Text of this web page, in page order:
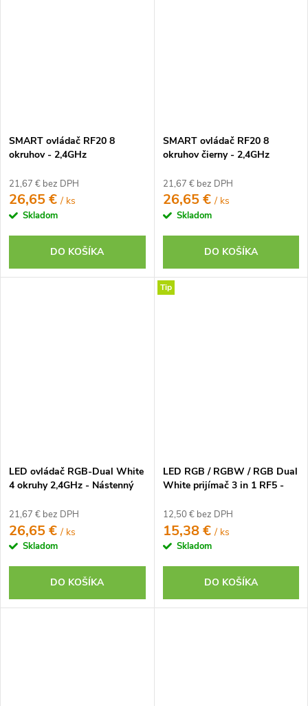
SMART ovládač RF20 8
okruhov - 2,4GHz
21,67 € bez DPH
26,65 €/ ks
Skladom
DO KOŠÍKA
SMART ovládač RF20 8
okruhov čierny - 2,4GHz
21,67 € bez DPH
26,65 €/ ks
Skladom
DO KOŠÍKA
LED ovládač RGB-Dual White
4 okruhy 2,4GHz - Nástenný
21,67 € bez DPH
26,65 €/ ks
Skladom
DO KOŠÍKA
Tip
LED RGB / RGBW / RGB Dual
White prijímač 3 in 1 RF5 -
12,50 € bez DPH
15,38 €/ ks
Skladom
DO KOŠÍKA